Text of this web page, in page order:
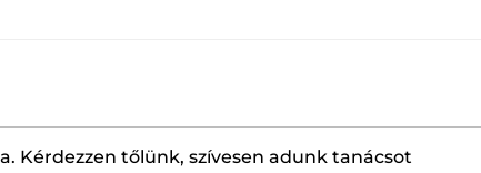
Kérdezzen tőlünk, szívesen adunk tanácsot